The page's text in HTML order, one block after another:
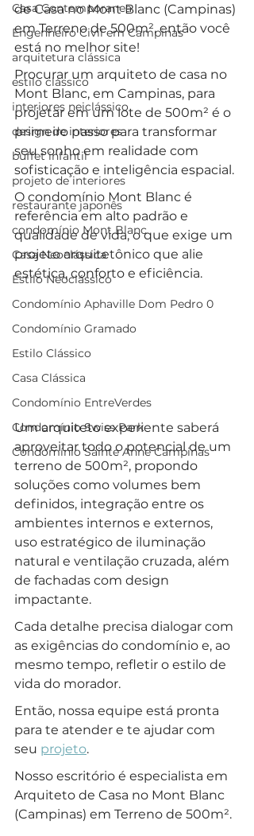
Casa Contemporanea
Engenheiro Civil em Campinas
arquitetura clássica
estilo clássico
interiores neiclássico
design de interiores
buffet infantil
projeto de interiores
restaurante japonês
condomínio Mont Blanc
Casa Neoclássica
Estilo Neoclássico
Condomínio Aphaville Dom Pedro 0
Condomínio Gramado
Estilo Clássico
Casa Clássica
Condomínio EntreVerdes
Condomínio Swiss Park
Condomínio Sainte Anne Campinas
de Casa no Mont Blanc (Campinas)
em Terreno de 500m², então você
está no melhor site!
Procurar um arquiteto de casa no
Mont Blanc, em Campinas, para
projetar em um lote de 500m² é o
primeiro passo para transformar
seu sonho em realidade com
sofisticação e inteligência espacial.
O condomínio Mont Blanc é
referência em alto padrão e
qualidade de vida, o que exige um
projeto arquitetônico que alie
estética, conforto e eficiência.
Um arquiteto experiente saberá
aproveitar todo o potencial de um
terreno de 500m², propondo
soluções como volumes bem
definidos, integração entre os
ambientes internos e externos,
uso estratégico de iluminação
natural e ventilação cruzada, além
de fachadas com design
impactante.
Cada detalhe precisa dialogar com
as exigências do condomínio e, ao
mesmo tempo, refletir o estilo de
vida do morador.
Então, nossa equipe está pronta
para te atender e te ajudar com
seu projeto.
Nosso escritório é especialista em
Arquiteto de Casa no Mont Blanc
(Campinas) em Terreno de 500m².